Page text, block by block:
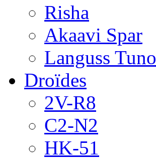
Risha
Akaavi Spar
Languss Tuno
Droïdes
2V-R8
C2-N2
HK-51